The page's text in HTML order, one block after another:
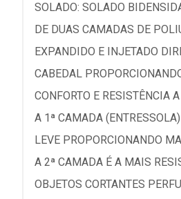
SOLADO: SOLADO
DE DUAS CAMADAS DE
EXPANDIDO E INJETADO
CABEDAL
CONFORTO E RESISTÊNCIA
A 1ª CAMADA
LEVE PROPORCIONANDO
A 2ª CAMADA É A MAIS
OBJETOS CORTANTES